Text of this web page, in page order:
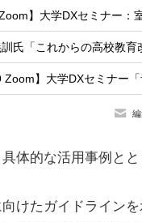
体的な活用事例とと
けたガイドライン